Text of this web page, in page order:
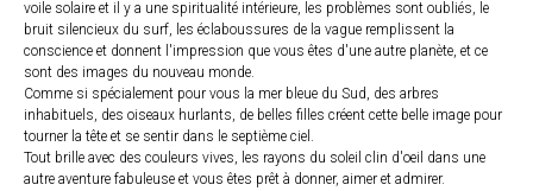
voile solaire et il y a une spiritualité intérieure, les problèmes sont oubliés, le
bruit silencieux du surf, les éclaboussures de la vague remplissent la
conscience et donnent l'impression que vous êtes d'une autre planète, et ce
sont des images du nouveau monde.
Comme si spécialement pour vous la mer bleue du Sud, des arbres
inhabituels, des oiseaux hurlants, de belles filles créent cette belle image pour
tourner la tête et se sentir dans le septième ciel.
Tout brille avec des couleurs vives, les rayons du soleil clin d'oeil dans une
autre aventure fabuleuse et vous êtes prêt à donner, aimer et admirer.